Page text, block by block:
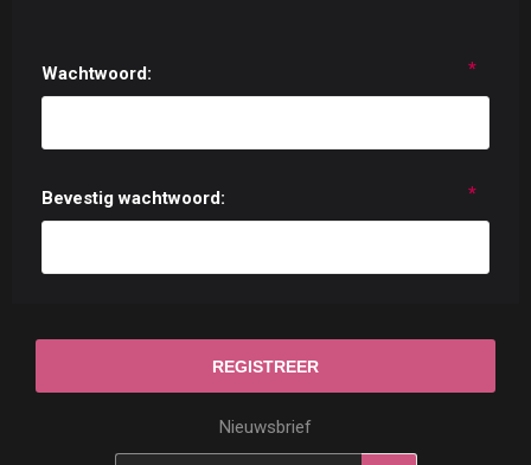
Wachtwoord: *
Bevestig wachtwoord: *
Nieuwsbrief